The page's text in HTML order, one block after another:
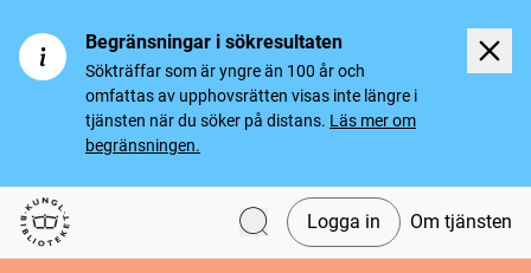
Begränsningar i sökresultaten
Sökträffar som är yngre än 100 år och
omfattas av upphovsrätten visas inte längre i
tjänsten när du söker på distans. Läs mer om
begränsningen.
Svenska tidningar
Logga in Om tjänsten